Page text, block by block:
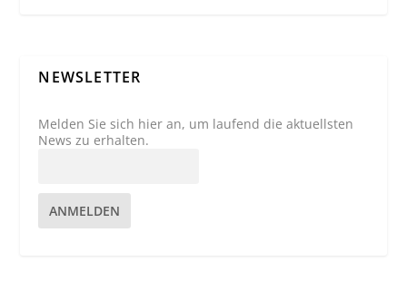
NEWSLETTER
Melden Sie sich hier an, um laufend die aktuellsten
News zu erhalten.
ANMELDEN